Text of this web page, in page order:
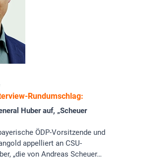
Rundumschlag:
Huber auf, „Scheuer
ÖDP-Vorsitzende und
appelliert an CSU-
„die von Andreas Scheuer…